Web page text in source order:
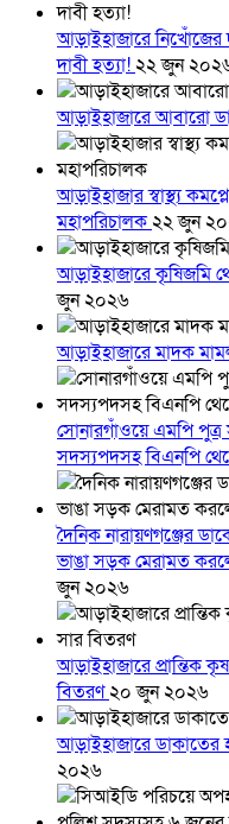
আড়াইহাজারে নিখোঁজের
দাবী হত্যা!২২ জুন
আড়াইহাজারে আবারো
আড়াইহাজার স্বাস্থ্য
মহাপরিচালক২২ জুন
আড়াইহাজারে কৃষিজমি
জুন ২০২৬
আড়াইহাজারে মাদক
সোনারগাঁওয়ে এমপি পুত্র
সদস্যপদসহ বিএনপি
দৈনিক নারায়ণগঞ্জের
ভাঙা সড়ক মেরামত
জুন ২০২৬
আড়াইহাজারে প্রান্তিক
বিতরণ২০ জুন ২০২৬
আড়াইহাজারে
২০২৬